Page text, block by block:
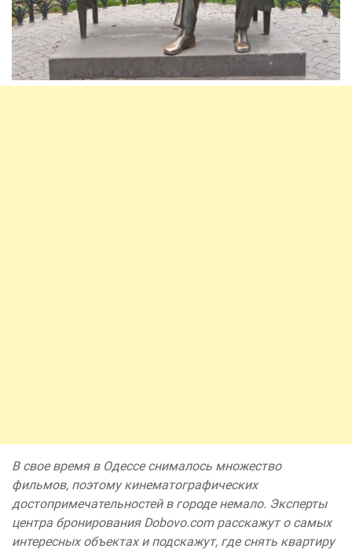
В свое время в Одессе снималось множество
фильмов, поэтому кинематографических
достопримечательностей в городе немало. Эксперты
центра бронирования Dobovo.com расскажут о самых
интересных объектах и подскажут, где снять квартиру